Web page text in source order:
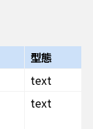
型態
text
text